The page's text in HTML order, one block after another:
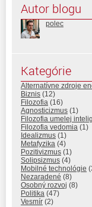
Autor blogu
polec
Kategórie
Alternatívne zdroje
Biznis (12)
Filozofia (16)
Agnosticizmus (1)
Filozofia umelej
Filozofia vedomia (1)
Idealizmus (1)
Metafyzika (4)
Pozitivizmus (1)
Solipsizmus (4)
Mobilné technológie
Nezaradené (8)
Osobný rozvoj (8)
Politika (47)
Vesmír (2)